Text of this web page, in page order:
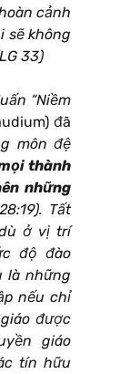
cảnh
sẽ không
33)
“Niềm
đã
môn đệ
thành
những
Tất
ở vị trí
độ đào
là những
nếu chỉ
được
giáo
tín hữu